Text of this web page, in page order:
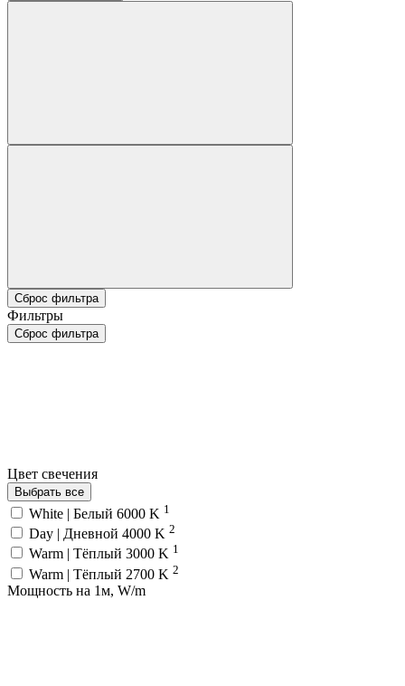
Сброс фильтра
Фильтры
Сброс фильтра
Цвет свечения
Выбрать все
White | Белый 6000 K 1
Day | Дневной 4000 K 2
Warm | Тёплый 3000 K 1
Warm | Тёплый 2700 K 2
Мощность на 1м, W/m